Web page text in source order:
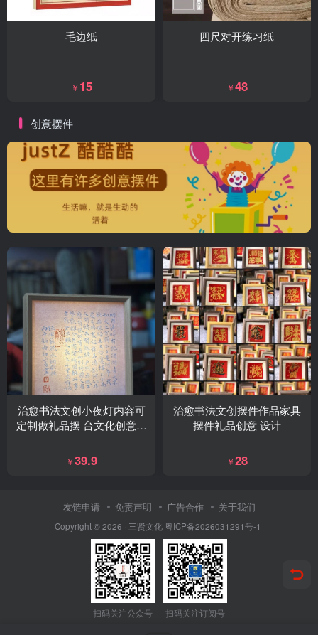
毛边纸
￥ 15
四尺对开练习纸
￥48
创意摆件
治愈书法文创小夜灯内容可
定制做礼品摆 台文化创意摆
￥39.9
治愈书法文创摆件作品家具
摆件礼品创意 设计
￥28
友链申请 免责声明 广告合作 关于我们
Copyright © 2026 · 三贤文化粤ICP备2026031291号-1
扫码关注公众号 扫码关注订阅号